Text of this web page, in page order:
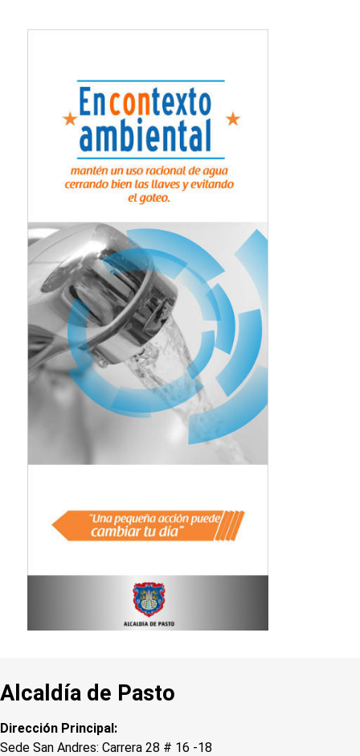
Alcaldía de Pasto
Dirección Principal:
Sede San Andres: Carrera 28 # 16 -18